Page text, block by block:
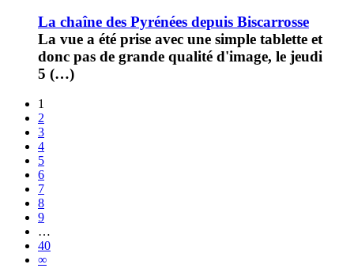
La chaîne des Pyrénées depuis Biscarrosse
La vue a été prise avec une simple tablette et
donc pas de grande qualité d'image, le jeudi
5 (…)
1
2
3
4
5
6
7
8
9
…
40
∞